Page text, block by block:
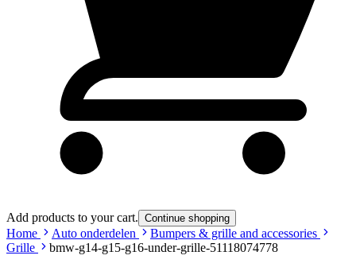
Add products to your cart. Continue shopping
Home Auto onderdelen
Bumpers & grille and accessories
Grille
bmw-g14-g15-g16-under-grille-51118074778